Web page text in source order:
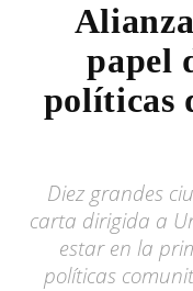
papel
políticas
Diez grandes
carta dirigida a
estar en la
políticas